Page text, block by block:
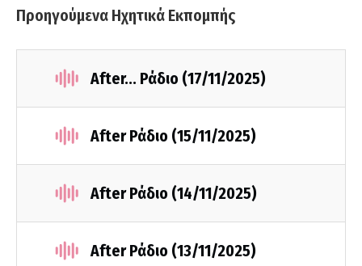
Προηγούμενα Ηχητικά Εκπομπής
After... Ράδιο (17/11/2025)
After Ράδιο (15/11/2025)
After Ράδιο (14/11/2025)
After Ράδιο (13/11/2025)